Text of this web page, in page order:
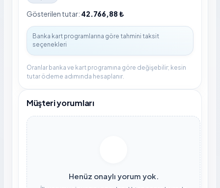
Gösterilen tutar: 42.766,88 ₺
Oranlar banka ve kart programına göre değişebilir; kesin
tutar ödeme adımında hesaplanır.
Müşteri yorumları
Henüz onaylı yorum yok.